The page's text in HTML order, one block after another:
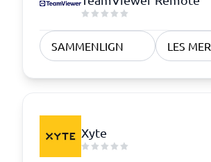
SAMMENLIGN LES MER
Xyte